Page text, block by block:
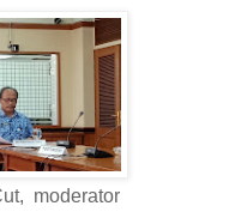
moderator